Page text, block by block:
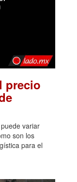
precio
variar
son los
para el